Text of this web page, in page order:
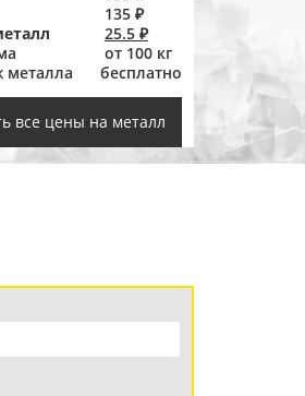
135 ₽
25.5 ₽
от 100 кг
металла
бесплатно
все цены на металл